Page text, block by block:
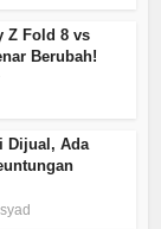
Z Fold 8 vs
Berubah!
Dijual, Ada